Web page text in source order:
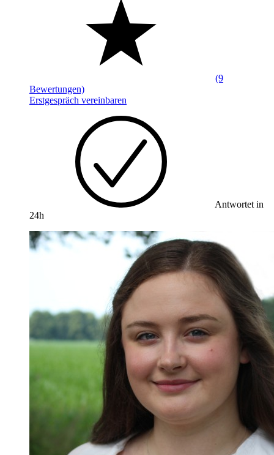
(9
Bewertungen)
Erstgespräch vereinbaren
Antwortet in
24h